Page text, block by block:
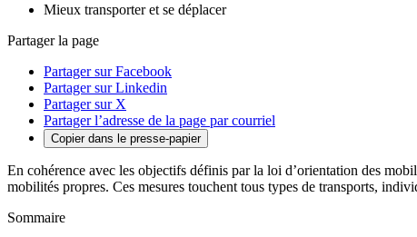
Mieux transporter et se déplacer
Partager la page
Partager sur Facebook
Partager sur Linkedin
Partager sur X
Partager l’adresse de la page par courriel
Copier dans le presse-papier
En cohérence avec les objectifs définis par la loi d’orientation des
mobilités propres. Ces mesures touchent tous types de transports,
Sommaire